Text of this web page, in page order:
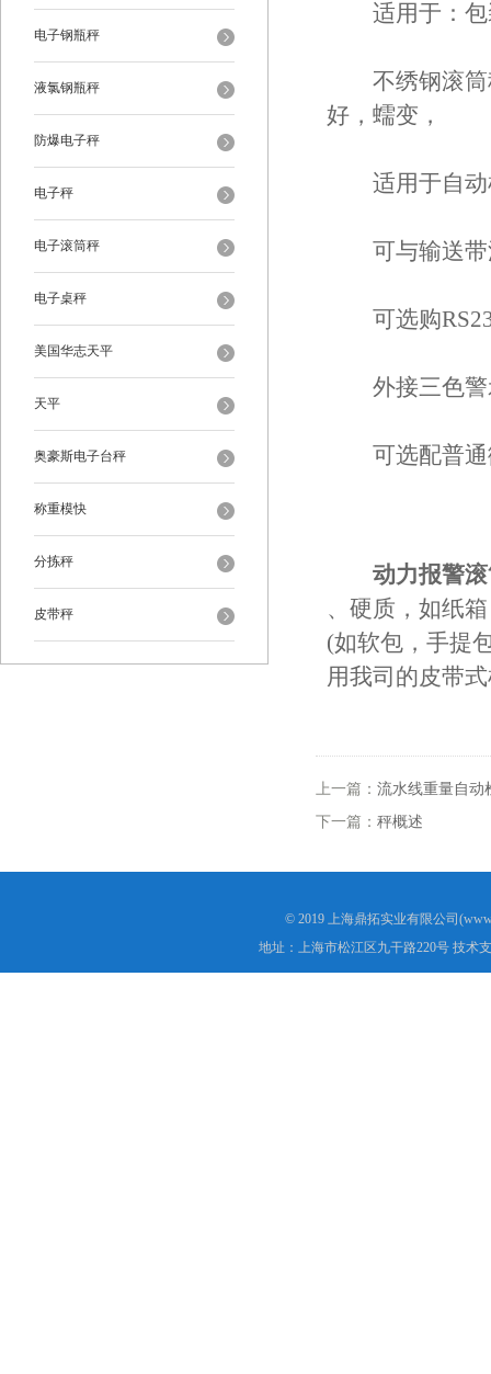
电子钢瓶秤
液氯钢瓶秤
防爆电子秤
电子秤
电子滚筒秤
电子桌秤
美国华志天平
天平
奥豪斯电子台秤
称重模快
分拣秤
皮带秤
适用于：包
不绣钢滚筒
好，蠕变，
适用于自动
可与输送带
可选购
外接三色警
可选配普通
动力报警
、硬质，如纸
(如软包，手提
用我司的皮带
上一篇： 流水线重量自动
下一篇： 秤概述
© 2019 上海鼎拓实业有限公司
地址：上海市松江区九干路220号 技术